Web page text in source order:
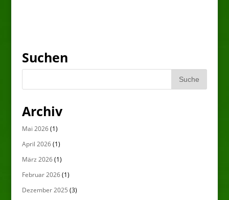
Suchen
Archiv
Mai 2026(1)
April 2026(1)
März 2026(1)
Februar 2026(1)
Dezember 2025 (3)